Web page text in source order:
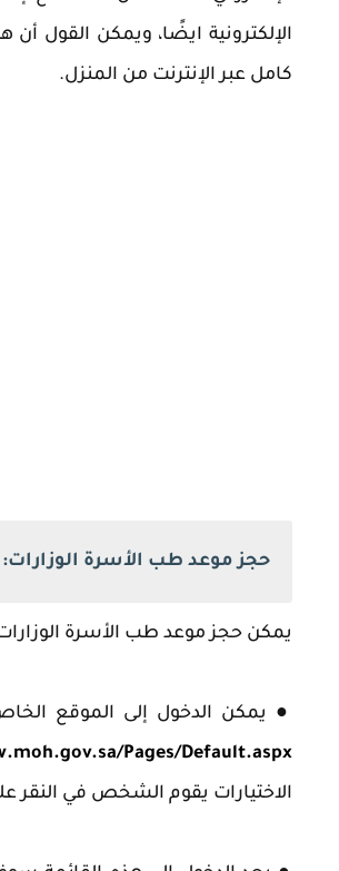
الإلكترونية ايضًا، ويمكن القول
كامل عبر الإنترنت من المنزل.
حجز موعد طب الأسرة الوزارات:
‏يمكن حجز موعد طب الأسرة الوزارات
● ‏يمكن الدخول إلى الموقع
Pages/Default.aspx
الاختيارات يقوم الشخص في النقر